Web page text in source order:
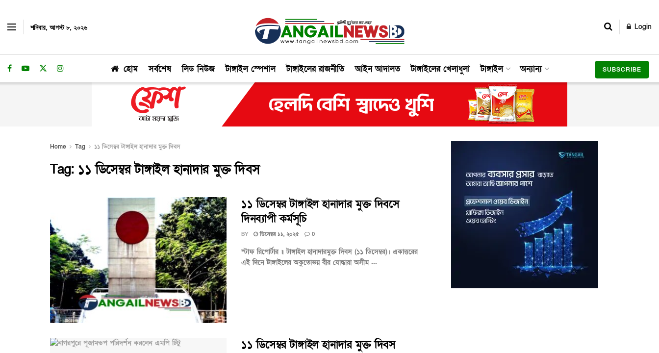
শনিবার, আগস্ট ৮, ২০২৬ Login
হোম সর্বশেষ লিড নিউজ টাঙ্গাইল স্পেশাল টাঙ্গাইলের রাজনীতি আইন আদালত টাঙ্গাইলের খেলাধুলা টাঙ্গাইল অন্যান্য SUBSCRIBE
Home Tag ১১ ডিসেম্বর টাঙ্গাইল হানাদার মুক্ত দিবস
Tag: ১১ ডিসেম্বর টাঙ্গাইল হানাদার মুক্ত দিবস
১১ ডিসেম্বর টাঙ্গাইল হানাদার মুক্ত দিবসে
দিনব্যাপী কর্মসূচি
BY ডিসেম্বর ১১, ২০২৫ 0
স্টাফ রিপোর্টার ॥ টাঙ্গাইল হানাদারমুক্ত দিবস (১১ ডিসেম্বর)। একাত্তরের
এই দিনে টাঙ্গাইলের অকুতোভয় বীর যোদ্ধারা অসীম ...
১১ ডিসেম্বর টাঙ্গাইল হানাদার মুক্ত দিবস